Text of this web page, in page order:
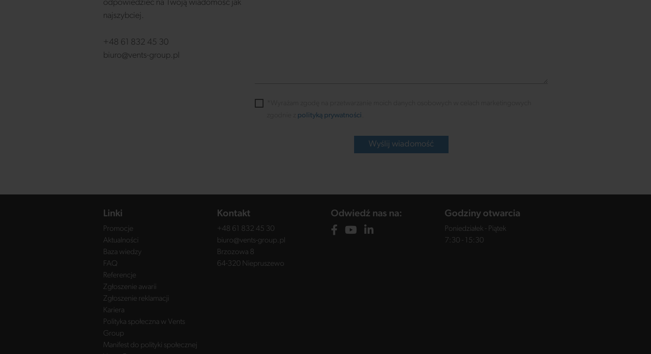
odpowiedzieć na Twoją wiadomość jak
najszybciej.
+48 61 832 45 30
biuro@vents-group.pl
polityką prywatności
Wyślij wiadomość
Linki
Promocje
Aktualności
Baza wiedzy
FAQ
Referencje
Zgłoszenie awarii
Zgłoszenie reklamacji
Kariera
Polityka społeczna w Vents
Group
Manifest do polityki społecznej
Kontakt
+48 61 832 45 30
biuro@vents-group.pl
Brzozowa 8
64-320 Niepruszewo
Odwiedź nas na: Godziny otwarcia
Poniedziałek - Piątek
7:30 - 15:30